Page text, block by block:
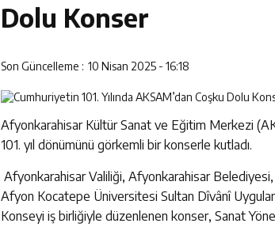
Dolu Konser
Son Güncelleme : 10 Nisan 2025 - 16:18
Afyonkarahisar Kültür Sanat ve Eğitim Merkezi
101. yıl dönümünü görkemli bir konserle kutladı.
Afyonkarahisar Valiliği, Afyonkarahisar
Afyon Kocatepe Üniversitesi Sultan Dîvânî
Konseyi iş birliğiyle düzenlenen konser, Sanat